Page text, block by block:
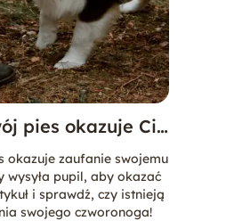
pies okazuje Ci
okazuje zaufanie swojemu
wysyła pupil, aby okazać
i sprawdź, czy istnieją
swojego czworonoga!